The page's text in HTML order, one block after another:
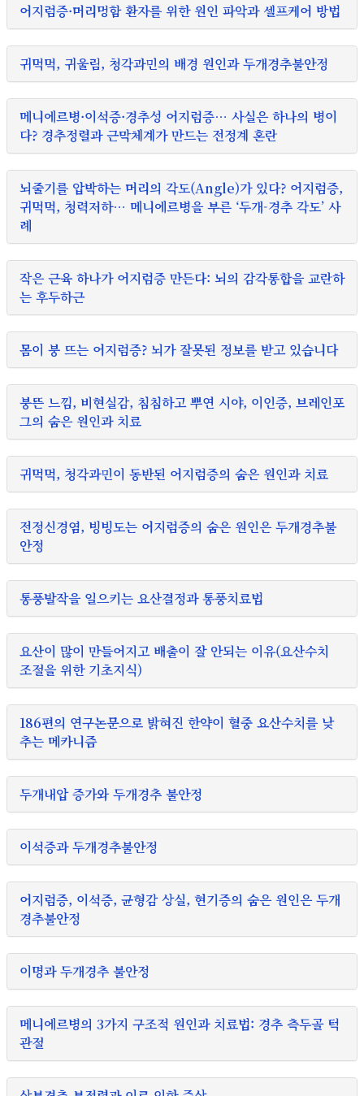
어지럼증·머리멍함 환자를 위한 원인 파악과 셀프케어 방법
귀먹먹, 귀울림, 청각과민의 배경 원인과 두개경추불안정
메니에르병·이석증·경추성 어지럼증… 사실은 하나의 병이
다? 경추정렬과 근막체계가 만드는 전정계 혼란
뇌줄기를 압박하는 머리의 각도(Angle)가 있다? 어지럼증,
귀먹먹, 청력저하… 메니에르병을 부른 ‘두개-경추 각도’ 사
례
작은 근육 하나가 어지럼증 만든다: 뇌의 감각통합을 교란하
는 후두하근
몸이 붕 뜨는 어지럼증? 뇌가 잘못된 정보를 받고 있습니다
붕뜬 느낌, 비현실감, 침침하고 뿌연 시야, 이인증, 브레인포
그의 숨은 원인과 치료
귀먹먹, 청각과민이 동반된 어지럼증의 숨은 원인과 치료
전정신경염, 빙빙도는 어지럼증의 숨은 원인은 두개경추불
안정
통풍발작을 일으키는 요산결정과 통풍치료법
요산이 많이 만들어지고 배출이 잘 안되는 이유(요산수치
조절을 위한 기초지식)
186편의 연구논문으로 밝혀진 한약이 혈중 요산수치를 낮
추는 메카니즘
두개내압 증가와 두개경추 불안정
이석증과 두개경추불안정
어지럼증, 이석증, 균형감 상실, 현기증의 숨은 원인은 두개
경추불안정
이명과 두개경추 불안정
메니에르병의 3가지 구조적 원인과 치료법: 경추 측두골 턱
관절